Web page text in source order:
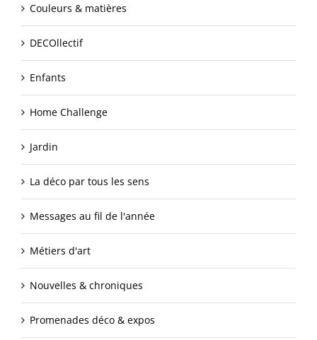
Couleurs & matières
DECOllectif
Enfants
Home Challenge
Jardin
La déco par tous les sens
Messages au fil de l'année
Métiers d'art
Nouvelles & chroniques
Promenades déco & expos